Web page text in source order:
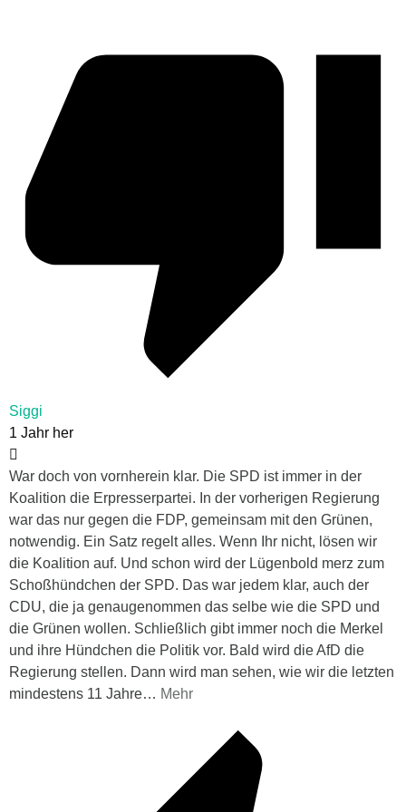
Siggi
1 Jahr her
War doch von vornherein klar. Die SPD ist immer in der
Koalition die Erpresserpartei. In der vorherigen Regierung
war das nur gegen die FDP, gemeinsam mit den Grünen,
notwendig. Ein Satz regelt alles. Wenn Ihr nicht, lösen wir
die Koalition auf. Und schon wird der Lügenbold merz zum
Schoßhündchen der SPD. Das war jedem klar, auch der
CDU, die ja genaugenommen das selbe wie die SPD und
die Grünen wollen. Schließlich gibt immer noch die Merkel
und ihre Hündchen die Politik vor. Bald wird die AfD die
Regierung stellen. Dann wird man sehen, wie wir die letzten
mindestens 11 Jahre… Mehr